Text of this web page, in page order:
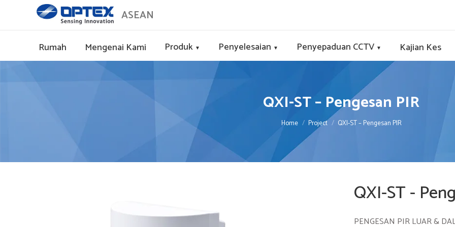
ASEAN
Rumah Mengenai Kami Produk ▼ Penyelesaian ▼ Penyepaduan CCTV ▼ Kajian Kes
QXI-ST – Pengesan PIR
You are here:
Home Project QXI-ST – Pengesan PIR
QXI-ST -
PENGESAN PIR LUAR &